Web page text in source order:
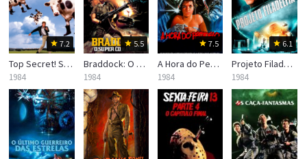
7.2
Top Secret! Superconfidencial
1984
5.5
Braddock: O Super Comando
1984
7.5
A Hora do Pesadelo
1984
6.1
Projeto Filadélfia
1984